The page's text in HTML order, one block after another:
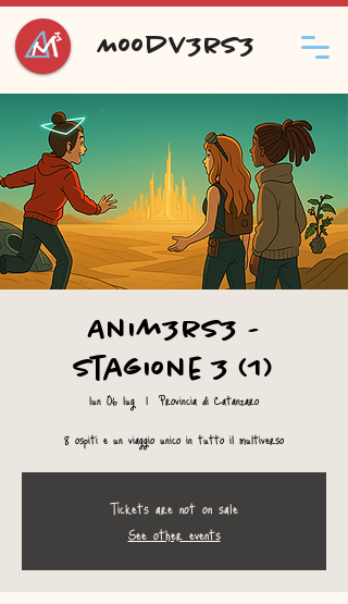
Moodv3rs3
Anim3rs3 -
Stagione 3 (1)
lun 06 lug
  |
Provincia di Catanzaro
8 ospiti e un viaggio unico in tutto il multiverso
Tickets are not on sale
See other events